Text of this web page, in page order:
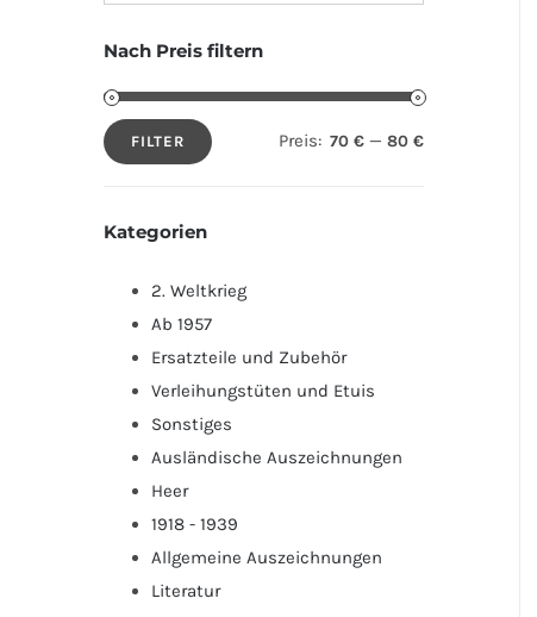
Nach Preis filtern
Min.
Max.
FILTER Preis: 70 € —80 €
Kategorien
2. Weltkrieg
Ab 1957
Ersatzteile und Zubehör
Verleihungstüten und Etuis
Sonstiges
Ausländische Auszeichnungen
Heer
1918 - 1939
Allgemeine Auszeichnungen
Literatur